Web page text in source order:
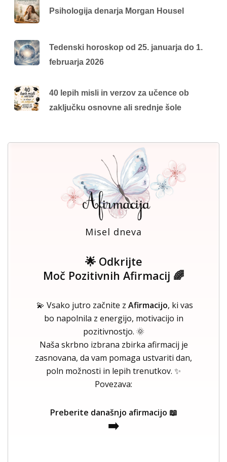
Psihologija denarja Morgan Housel
Tedenski horoskop od 25. januarja do 1.
februarja 2026
40 lepih misli in verzov za učence ob
zaključku osnovne ali srednje šole
Misel dneva
🌟 Odkrijte
Moč Pozitivnih Afirmacij 🌈
💫 Vsako jutro začnite z Afirmacijo, ki vas
bo napolnila z energijo, motivacijo in
pozitivnostjo. 🌞
Naša skrbno izbrana zbirka afirmacij je
zasnovana, da vam pomaga ustvariti dan,
poln možnosti in lepih trenutkov. ✨
Povezava:
Preberite današnjo afirmacijo 📖
➡️